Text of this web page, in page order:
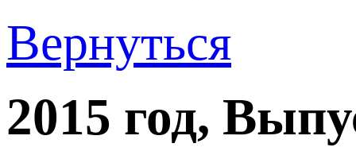
Вернуться
2015 год,